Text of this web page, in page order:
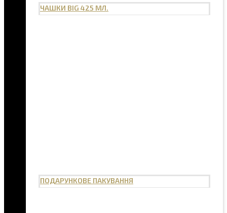
ЧАШКИ BIG 425 МЛ.
ПОДАРУНКОВЕ ПАКУВАННЯ